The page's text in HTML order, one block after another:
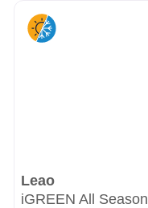
Leao
iGREEN All Season